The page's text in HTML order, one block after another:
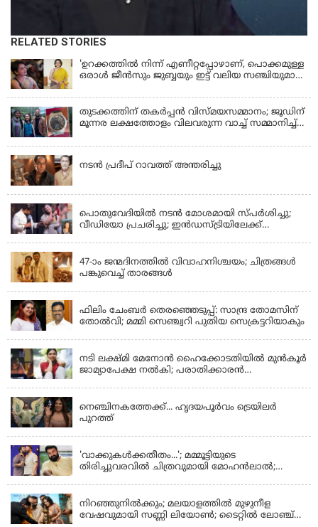
RELATED STORIES
'ഉറക്കത്തിൽ നിന്ന് എണീറ്റപ്പോഴാണ്, പൊക്കമുള്ള
ഒരാൾ ജീൻസും ജുബ്ബയും ഇട്ട് വലിയ സഞ്ചിയുമായി
മരിച്ചുപോയെന്ന് പറഞ്ഞു; ആത്മാക്കളെ കണ്ടിട്ടു
ഉണ്ടെന്ന് നടി ലെന
തുടക്കത്തിന് തകർപ്പൻ വിസ്മയസമ്മാനം; ജൂഡിന്
മൂന്നര ലക്ഷത്തോളം വിലവരുന്ന വാച്ച് സമ്മാനിച്ച്
നടൻ പ്രദീപ് റാവത്ത് അന്തരിച്ചു
പൊതുവേദിയില്‍ നടന്‍ മോശമായി സ്പര്‍ശിച്ചു;
വീഡിയോ പ്രചരിച്ചു; ഇന്‍ഡസ്ട്രിയിലേക്ക്
47-ാം ജന്മദിനത്തിൽ വിവാഹനിശ്ചയം; ചിത്രങ്ങള്‍
പങ്കുവെച്ച് താരങ്ങൾ
ഫിലിം ചേംബർ തെരഞ്ഞെടുപ്പ്: സാന്ദ്ര തോമസിന്
തോൽവി; മമ്മി സെഞ്ച്വറി പുതിയ സെക്രട്ടറിയാകും
നടി ലക്ഷ്മി മേനോൻ ഹൈക്കോടതിയിൽ മുൻ‌കൂർ
ജാമ്യാപേക്ഷ നൽകി; പരാതിക്കാരൻ
നെഞ്ചിനകത്തേക്ക്... ഹൃദയപൂര്‍വം ട്രെയിലര്‍
പുറത്ത്
'വാക്കുകള്‍ക്കതീതം...'; മമ്മൂട്ടിയുടെ
തിരിച്ചുവരവില്‍ ചിത്രവുമായി മോഹന്‍ലാല്‍;
നിറഞ്ഞുനിൽക്കും; മലയാളത്തിൽ മുഴുനീള
വേഷവുമായി സണ്ണി ലിയോൺ; ടൈറ്റിൽ ലോഞ്ച്